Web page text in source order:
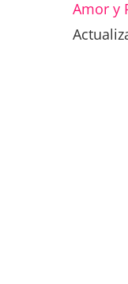
Amor y